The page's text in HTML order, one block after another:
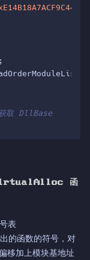
)
取 DllBase
函
表
的函数的符号，对
移加上模块基地址